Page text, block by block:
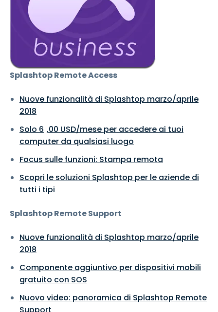
Splashtop Remote Access
Nuove funzionalità di Splashtop marzo/aprile
2018
Solo 6 ,00 USD/mese per accedere ai tuoi
computer da qualsiasi luogo
Focus sulle funzioni: Stampa remota
Scopri le soluzioni Splashtop per le aziende di
tutti i tipi
Splashtop Remote Support
Nuove funzionalità di Splashtop marzo/aprile
2018
Componente aggiuntivo per dispositivi mobili
gratuito con SOS
Nuovo video: panoramica di Splashtop Remote